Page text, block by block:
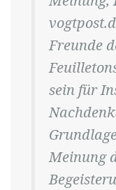
Freunde
sein für
Meinung